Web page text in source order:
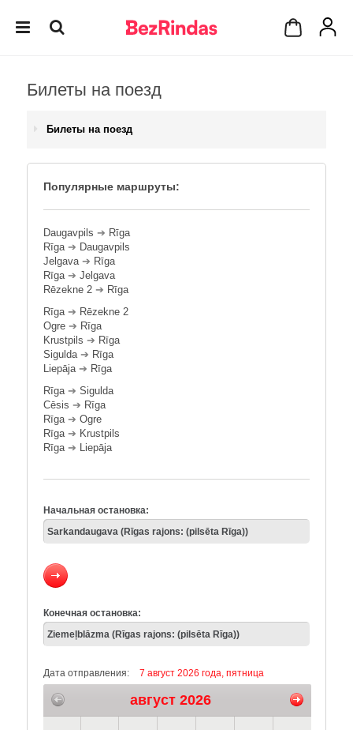
Билеты на поезд
Билеты на поезд
Популярные маршруты:
Daugavpils ➔ Rīga
Rīga➔ Daugavpils
Jelgava➔ Rīga
Rīga➔ Jelgava
Rēzekne 2 ➔ Rīga
Rīga➔ Rēzekne 2
Ogre ➔ Rīga
Krustpils ➔ Rīga
Sigulda➔ Rīga
Liepāja➔ Rīga
Rīga➔ Sigulda
Cēsis ➔ Rīga
Rīga➔ Ogre
Rīga➔ Krustpils
Rīga➔ Liepāja
Начальная остановка:
Конечная остановка:
Дата отправления: 7 август 2026 года, пятница
август 2026